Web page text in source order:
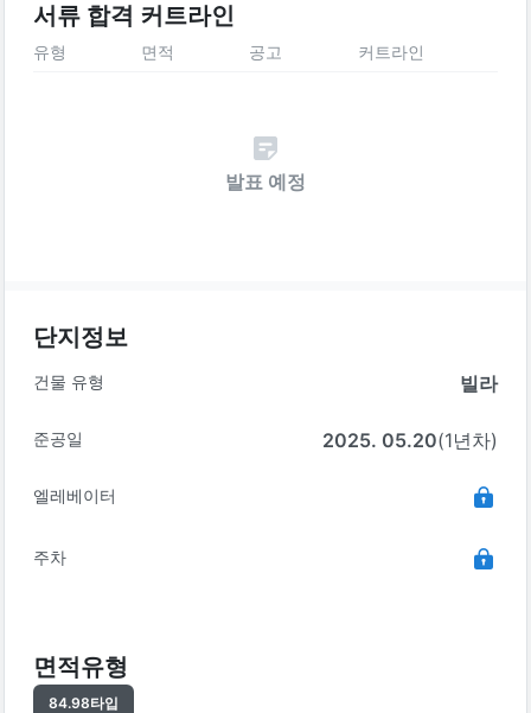
서류 합격 커트라인
유형 면적 공고 커트라인
발표 예정
단지정보
건물 유형 빌라
준공일 2025. 05.20(1년차)
엘레베이터
주차
면적유형
84.98타입